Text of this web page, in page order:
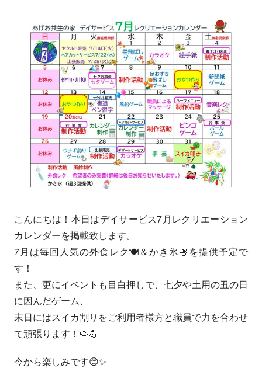
こんにちは！本日はデイサービス7月レクリエーション
カレンダーを掲載致します。
7月は毎回人気の外食レク🍽＆かき氷🍧を提供予定で
す！
また、更にイベントも目白押しで、七夕や土用の丑の日
に因んだゲーム、
末日にはスイカ割りをご利用者様方と職員で力を合わせ
て頑張ります！🍉💪
今から楽しみです😊✨